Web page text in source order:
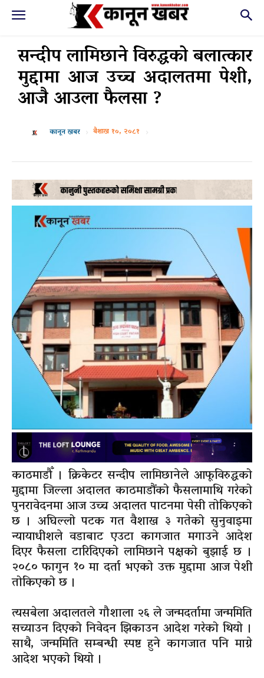
सन्दीप लामिछाने विरुद्धको बलात्कार
मुद्दामा आज उच्च अदालतमा पेशी,
आजै आउला फैलसा ?
कानून खबर बैशाख १०, २०८१
काठमाडौँ । क्रिकेटर सन्दीप लामिछानेले आफूविरुद्धको
मुद्दामा जिल्ला अदालत काठमाडौंको फैसलामाथि गरेको
पुनरावेदनमा आज उच्च अदालत पाटनमा पेसी तोकिएको
छ । अघिल्लो पटक गत वैशाख ३ गतेको सुनुवाइमा
न्यायाधीशले वडाबाट एउटा कागजात मगाउने आदेश
दिएर फैसला टारिदिएको लामिछाने पक्षको बुझाई छ ।
२०८० फागुन १० मा दर्ता भएको उक्त मुद्दामा आज पेशी
तोकिएको छ ।
त्यसबेला अदालतले गौशाला २६ ले जन्मदर्तामा जन्ममिति
सच्याउन दिएको निवेदन झिकाउन आदेश गरेको थियो ।
साथै, जन्ममिति सम्बन्धी स्पष्ट हुने कागजात पनि माग्ने
आदेश भएको थियो ।